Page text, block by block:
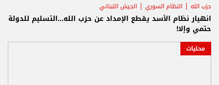
حزب الله النظام السوري الجيش اللبناني
انهيار نظام الأسد يقطع الإمداد عن حزب الله...التسليم للدولة
حتمي وإلا!
محليات